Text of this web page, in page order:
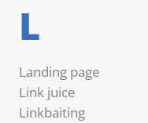
L
Landing page
Link juice
Linkbaiting